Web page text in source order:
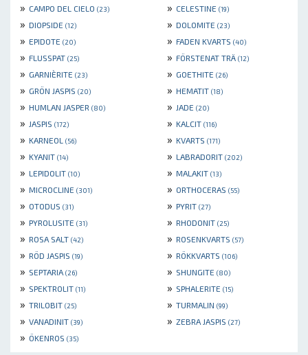
» CAMPO DEL CIELO (23) » CELESTINE (19)
» DIOPSIDE (12) » DOLOMITE (23)
» EPIDOTE (20) » FADEN KVARTS (40)
» FLUSSPAT (25) » FÖRSTENAT TRÄ (12)
» GARNIÈRITE (23) » GOETHITE (26)
» GRÖN JASPIS (20) » HEMATIT (18)
» HUMLAN JASPER (80) » JADE (20)
» JASPIS (172) » KALCIT (116)
» KARNEOL (56) » KVARTS (171)
» KYANIT (14) » LABRADORIT (202)
» LEPIDOLIT (10) » MALAKIT (13)
» MICROCLINE (301) » ORTHOCERAS (55)
» OTODUS (31) » PYRIT (27)
» PYROLUSITE (31) » RHODONIT (25)
» ROSA SALT (42) » ROSENKVARTS (57)
» RÖD JASPIS (19) » RÖKKVARTS (106)
» SEPTARIA (26) » SHUNGITE (80)
» SPEKTROLIT (11) » SPHALERITE (15)
» TRILOBIT (25) » TURMALIN (99)
» VANADINIT (39) » ZEBRA JASPIS (27)
» ÖKENROS (35)